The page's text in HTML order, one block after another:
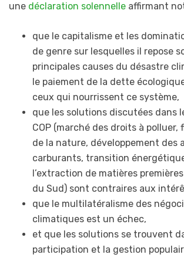
une déclaration solennelle affirmant
que le capitalisme et les
de genre sur lesquelles il repose
principales causes du désastre
le paiement de la dette
ceux qui nourrissent ce système,
que les solutions discutées dans
COP (marché des droits à
de la nature, développement des
carburants, transition
l’extraction de matières
du Sud) sont contraires aux
que le multilatéralisme des
climatiques est un échec,
et que les solutions se trouvent
participation et la gestion